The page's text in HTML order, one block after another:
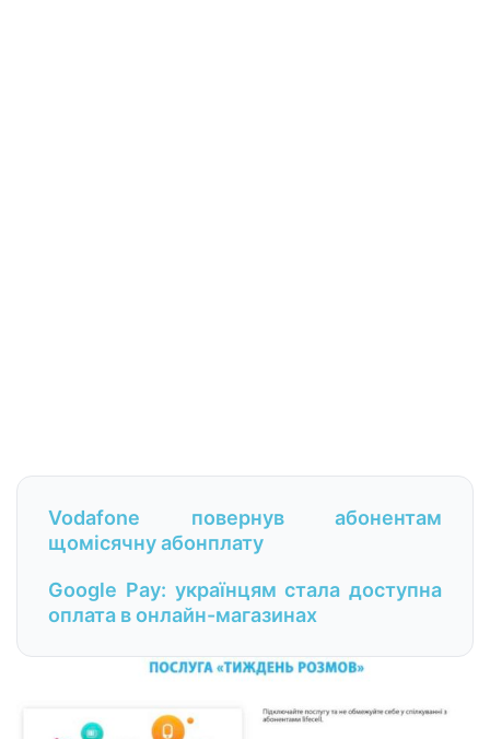
Vodafone повернув абонентам
щомісячну абонплату
Google Pay: українцям стала доступна
оплата в онлайн-магазинах